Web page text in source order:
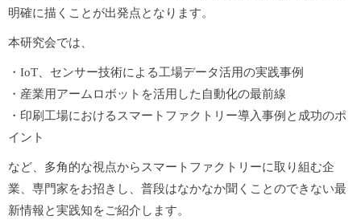
明確に描くことが出発点となります。
本研究会では、
・IoT、センサー技術による工場データ活用の実践事例
・産業用アームロボットを活用した自動化の最前線
・印刷工場におけるスマートファクトリー導入事例と成功のポ
イント
など、多角的な視点からスマートファクトリーに取り組む企
業、専門家をお招きし、普段はなかなか聞くことのできない最
新情報と実践知をご紹介します。